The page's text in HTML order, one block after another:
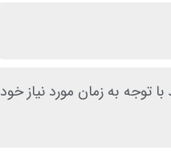
توجه به زمان مورد نیاز خود